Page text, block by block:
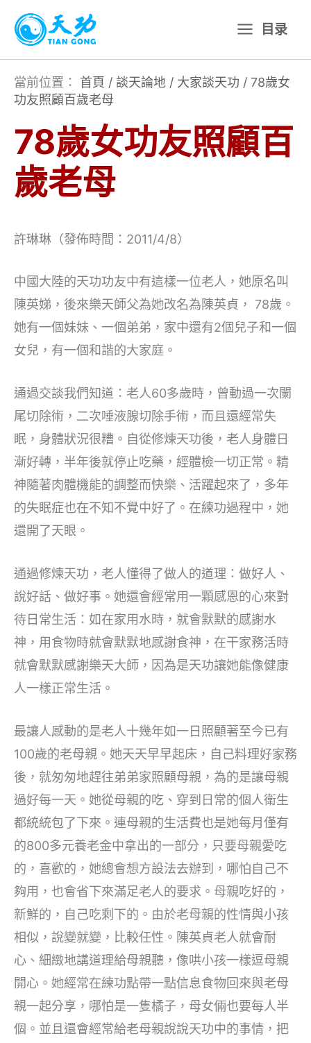
主
目录
當前位置： 首頁 / 談天論地 / 大家談天功 / 78歲女
功友照顧百歲老母
78歲女功友照顧百
歲老母
許琳琳（發佈時間：2011/4/8）
中國大陸的天功功友中有這樣一位老人，她原名叫
陳英娣，後來樂天師父為她改名為陳英貞， 78歲。
她有一個妹妹、一個弟弟，家中還有2個兒子和一個
女兒，有一個和諧的大家庭。
通過交談我們知道：老人60多歲時，曾動過一次闌
尾切除術，二次唾液腺切除手術，而且還經常失
眠，身體狀況很糟。自從修煉天功後，老人身體日
漸好轉，半年後就停止吃藥，經體檢一切正常。精
神隨著肉體機能的調整而快樂、活躍起來了，多年
的失眠症也在不知不覺中好了。在練功過程中，她
還開了天眼。
通過修煉天功，老人懂得了做人的道理：做好人、
說好話、做好事。她還會經常用一顆感恩的心來對
待日常生活：如在家用水時，就會默默的感謝水
神，用食物時就會默默地感謝食神，在干家務活時
就會默默感謝樂天大師，因為是天功讓她能像健康
人一樣正常生活。
最讓人感動的是老人十幾年如一日照顧著至今已有
100歲的老母親。她天天早早起床，自己料理好家務
後，就匆匆地趕往弟弟家照顧母親，為的是讓母親
過好每一天。她從母親的吃、穿到日常的個人衛生
都統統包了下來。連母親的生活費也是她每月僅有
的800多元養老金中拿出的一部分，只要母親愛吃
的，喜歡的，她總會想方設法去辦到，哪怕自己不
夠用，也會省下來滿足老人的要求。母親吃好的，
新鮮的，自己吃剩下的。由於老母親的性情與小孩
相似，說變就變，比較任性。陳英貞老人就會耐
心、細緻地講道理給母親聽，像哄小孩一樣逗母親
開心。她經常在練功點帶一點信息食物回來與老母
親一起分享，哪怕是一隻橘子，母女倆也要每人半
個。並且還會經常給老母親說說天功中的事情，把